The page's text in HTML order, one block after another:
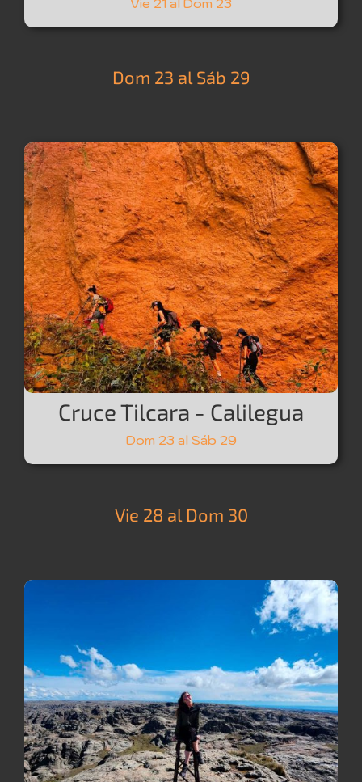
Dom 23 al Sáb 29
Cruce Tilcara - Calilegua
Dom 23 al Sáb 29
Vie 28 al Dom 30